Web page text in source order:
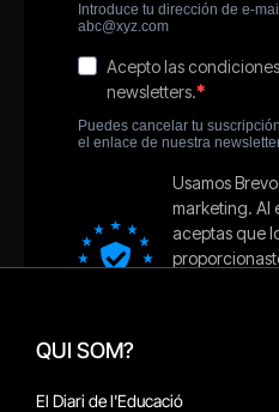
QUI SOM?
El Diari de l'Educació